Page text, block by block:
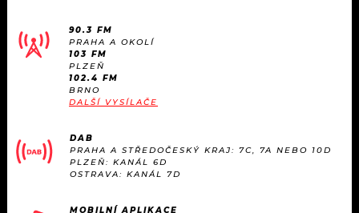
90.3 FM
PRAHA A OKOLÍ
103 FM
PLZEŇ
102.4 FM
BRNO
DALŠÍ VYSÍLAČE
DAB
PRAHA A STŘEDOČESKÝ KRAJ: 7C, 7A NEBO 10D
PLZEŇ: KANÁL 6D
OSTRAVA: KANÁL 7D
MOBILNÍ APLIKACE